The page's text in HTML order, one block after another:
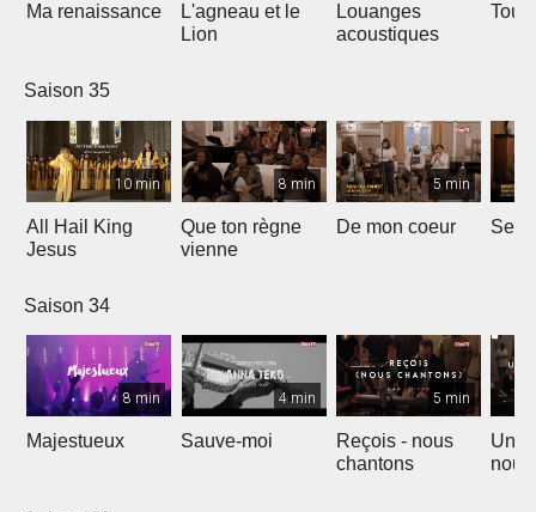
Ma renaissance
L'agneau et le
Lion
Louanges
acoustiques
Tout
Saison 35
10 min
All Hail King
Jesus
8 min
Que ton règne
vienne
5 min
De mon coeur
Saison 34
8 min
Majestueux
4 min
Sauve-moi
5 min
Reçois - nous
chantons
Un